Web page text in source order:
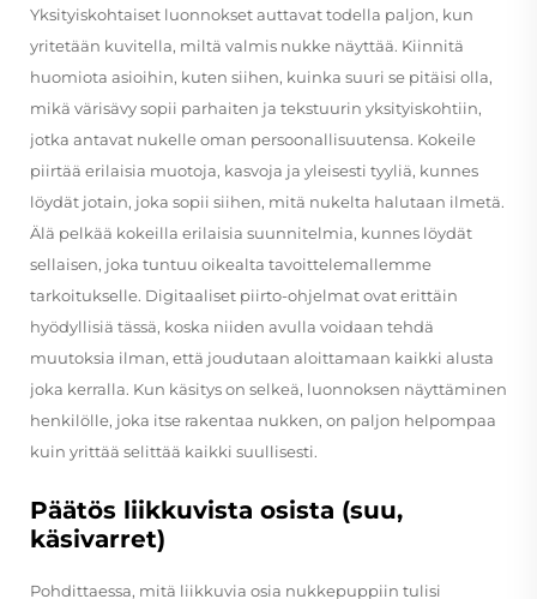
Yksityiskohtaiset luonnokset auttavat todella paljon, kun
yritetään kuvitella, miltä valmis nukke näyttää. Kiinnitä
huomiota asioihin, kuten siihen, kuinka suuri se pitäisi olla,
mikä värisävy sopii parhaiten ja tekstuurin yksityiskohtiin,
jotka antavat nukelle oman persoonallisuutensa. Kokeile
piirtää erilaisia muotoja, kasvoja ja yleisesti tyyliä, kunnes
löydät jotain, joka sopii siihen, mitä nukelta halutaan ilmetä.
Älä pelkää kokeilla erilaisia suunnitelmia, kunnes löydät
sellaisen, joka tuntuu oikealta tavoittelemallemme
tarkoitukselle. Digitaaliset piirto-ohjelmat ovat erittäin
hyödyllisiä tässä, koska niiden avulla voidaan tehdä
muutoksia ilman, että joudutaan aloittamaan kaikki alusta
joka kerralla. Kun käsitys on selkeä, luonnoksen näyttäminen
henkilölle, joka itse rakentaa nukken, on paljon helpompaa
kuin yrittää selittää kaikki suullisesti.
Päätös liikkuvista osista (suu,
käsivarret)
Pohdittaessa, mitä liikkuvia osia nukkepuppiin tulisi